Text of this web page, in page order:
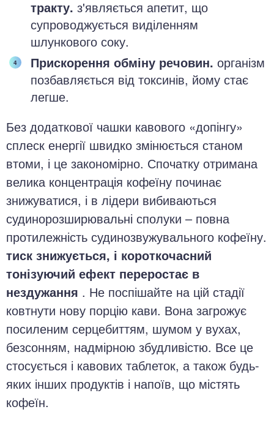
тракту. з'являється апетит, що
супроводжується виділенням
шлункового соку.
Прискорення обміну речовин. організм
позбавляється від токсинів, йому стає
легше.
Без додаткової чашки кавового «допінгу»
сплеск енергії швидко змінюється станом
втоми, і це закономірно. Спочатку отримана
велика концентрація кофеїну починає
знижуватися, і в лідери вибиваються
судинорозширювальні сполуки – повна
протилежність судинозвужувального кофеїну.
тиск знижується, і короткочасний
тонізуючий ефект переростає в
нездужання . Не поспішайте на цій стадії
ковтнути нову порцію кави. Вона загрожує
посиленим серцебиттям, шумом у вухах,
безсонням, надмірною збудливістю. Все це
стосується і кавових таблеток, а також будь-
яких інших продуктів і напоїв, що містять
кофеїн.